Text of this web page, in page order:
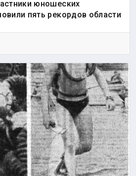
юношеских
пять рекордов области